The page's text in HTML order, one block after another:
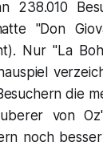
238.010
"Don
Nur "La
die
von
noch